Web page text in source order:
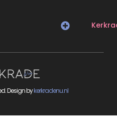
Design bykerkradenu.nl